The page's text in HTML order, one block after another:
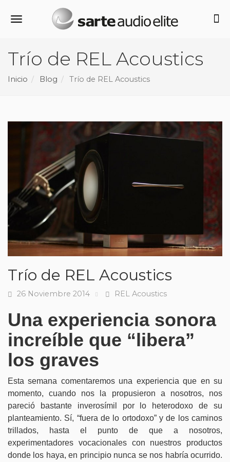
Alternar navegación
Trío de REL Acoustics
Inicio Blog Trío de REL Acoustics
Trío de REL Acoustics
Fecha
26 Noviembre 2014 Tags
REL Acoustics
Una experiencia sonora
increíble que “libera”
los graves
Esta semana comentaremos una experiencia que en su
momento, cuando nos la propusieron a nosotros, nos
pareció bastante inverosímil por lo heterodoxo de su
planteamiento. Sí, “fuera de lo ortodoxo” y de los caminos
trillados, hasta el punto de que a nosotros,
experimentadores vocacionales con nuestros productos
donde los haya, en principio nunca se nos habría ocurrido.